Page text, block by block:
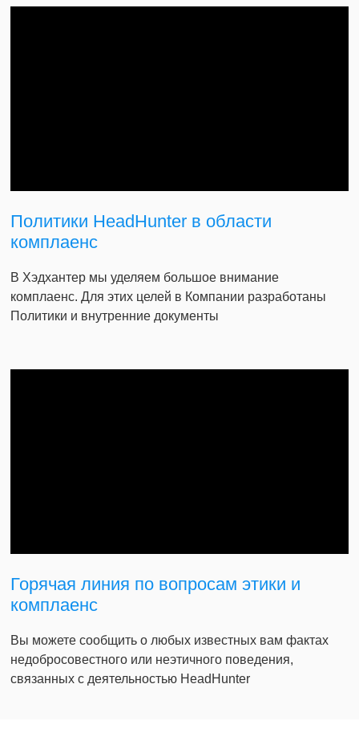
Политики HeadHunter в области
комплаенс
В Хэдхантер мы уделяем большое внимание
комплаенс. Для этих целей в Компании разработаны
Политики и внутренние документы
Горячая линия по вопросам этики и
комплаенс
Вы можете сообщить о любых известных вам фактах
недобросовестного или неэтичного поведения,
связанных с деятельностью HeadHunter